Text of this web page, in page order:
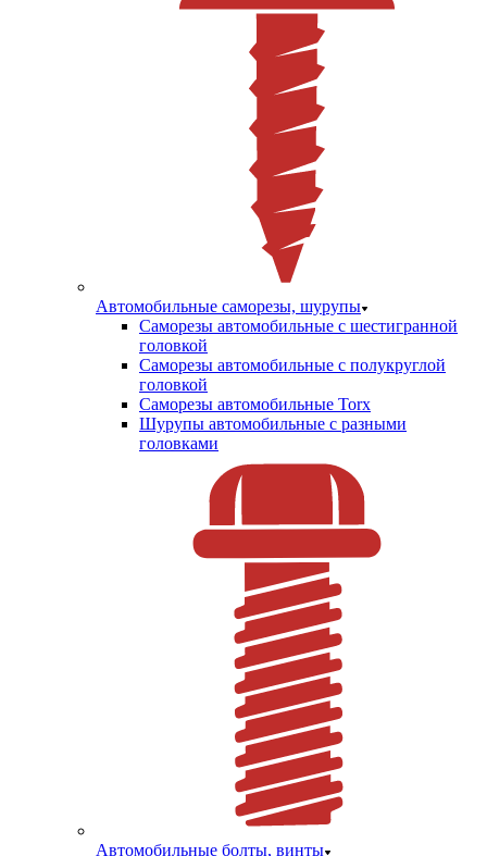
Автомобильные саморезы, шурупы
Саморезы автомобильные с шестигранной
головкой
Саморезы автомобильные с полукруглой
головкой
Саморезы автомобильные Torx
Шурупы автомобильные с разными
головками
Автомобильные болты, винты